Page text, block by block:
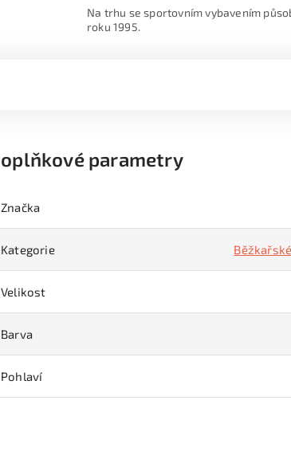
Na trhu se sportovním vybavením
roku 1995.
parametry
Značka
Kategorie
Velikost
Barva
Pohlaví